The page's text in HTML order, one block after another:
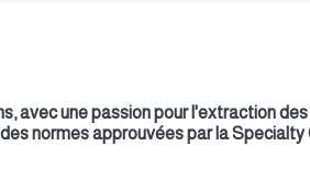
avec une passion pour l'extraction
normes approuvées par la